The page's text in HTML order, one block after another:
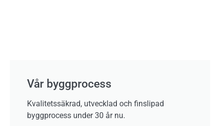
Vår byggprocess
Kvalitetssäkrad, utvecklad och finslipad
byggprocess under 30 år nu.